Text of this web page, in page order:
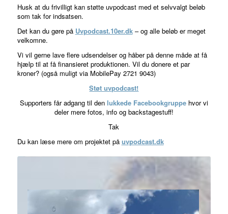
Husk at du frivilligt kan støtte uvpodcast med et selvvalgt beløb
som tak for indsatsen.
Det kan du gøre på Uvpodcast.10er.dk– og alle beløb er meget
velkomne.
Vi vil gerne lave flere udsendelser og håber på denne måde at få
hjælp til at få finansieret produktionen. Vil du donere et par
kroner? (også muligt via MobilePay 2721 9043)
Støt uvpodcast!
Supporters får adgang til den lukkede Facebookgruppehvor vi
deler mere fotos, info og backstagestuff!
Tak
Du kan læse mere om projektet på uvpodcast.dk